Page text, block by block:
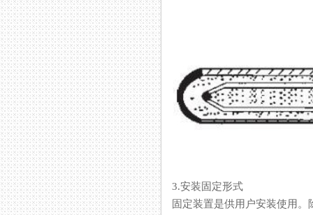
3.安装固定形式
固定装置是供用户安装使用。除